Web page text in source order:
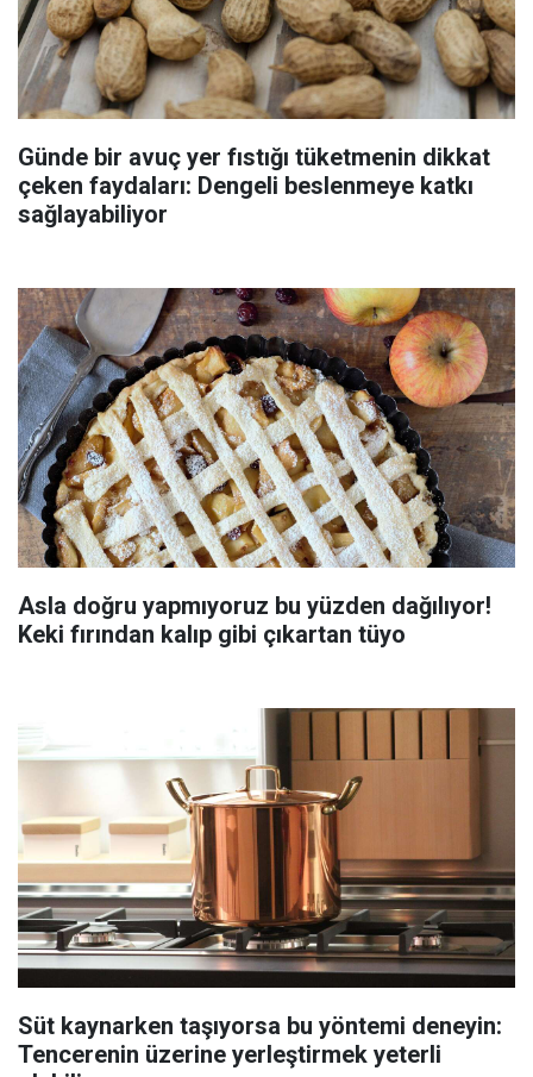
Günde bir avuç yer fıstığı tüketmenin dikkat
çeken faydaları: Dengeli beslenmeye katkı
sağlayabiliyor
Asla doğru yapmıyoruz bu yüzden dağılıyor!
Keki fırından kalıp gibi çıkartan tüyo
Süt kaynarken taşıyorsa bu yöntemi deneyin:
Tencerenin üzerine yerleştirmek yeterli